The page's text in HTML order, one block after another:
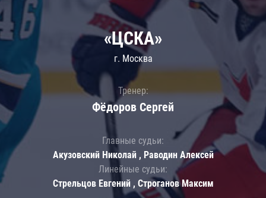
«ЦСКА»
г. Москва
Тренер:
Фёдоров Сергей
Главные судьи:
Акузовский Николай , Раводин Алексей
Линейные судьи:
Стрельцов Евгений , Строганов Максим